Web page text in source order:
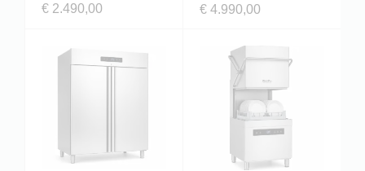
€ 2.490,00 €4.990,00